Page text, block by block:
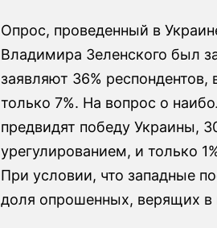
Опрос, проведенный в
Владимира Зеленского был
заявляют 36% респондентов,
только 7%. На вопрос о
предвидят победу Украины,
урегулированием, и только
При условии, что западные
доля опрошенных, верящих в